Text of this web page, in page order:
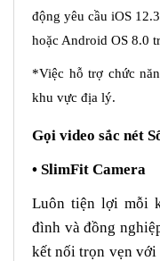
động yêu cầu iOS
hoặc Android OS 8.0
*Việc hỗ trợ chức
khu vực địa lý.
Gọi video sắc nét
• SlimFit Camera
Luôn tiện lợi mỗi
đình và đồng
kết nối trọn vẹn với